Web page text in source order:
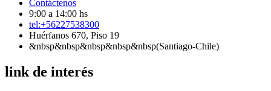
Contáctenos
9:00 a 14:00 hs
tel:+56227538300
Huérfanos 670, Piso 19
&nbsp&nbsp&nbsp&nbsp&nbsp(Santiago-Chile)
link de interés